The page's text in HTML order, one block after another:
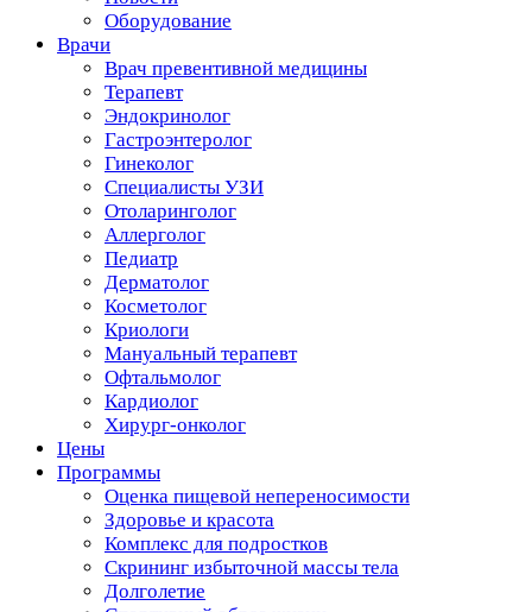
Оборудование
Врачи
Врач превентивной медицины
Терапевт
Эндокринолог
Гастроэнтеролог
Гинеколог
Специалисты УЗИ
Отоларинголог
Аллерголог
Педиатр
Дерматолог
Косметолог
Криологи
Мануальный терапевт
Офтальмолог
Кардиолог
Хирург-онколог
Цены
Программы
Оценка пищевой непереносимости
Здоровье и красота
Комплекс для подростков
Скрининг избыточной массы тела
Долголетие